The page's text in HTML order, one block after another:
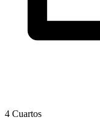
4 Cuartos